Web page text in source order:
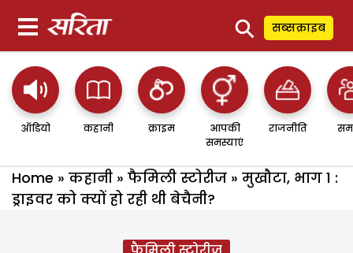
⚲ सब्सक्राइब
ऑडियो कहानी क्राइम
आपकी
समस्याएं
राजनीति
Home » कहानी » फैमिली स्टोरीज » मुखौटा, भाग 1 :
ड्राइवर को क्यों हो रही थी बेचैनी?